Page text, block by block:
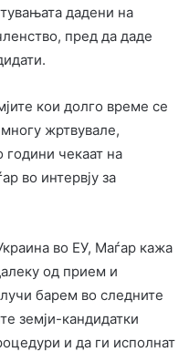
дадени на
пред да даде
кои долго време се
жртвувале,
години чекаат на
во интервју за
во ЕУ, Маѓар кажа
од прием и
барем во следните
земји-кандидатки
и да ги исполнат